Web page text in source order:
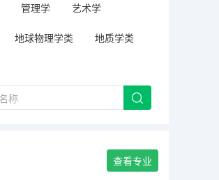
管理学 艺术学
地球物理学类
地质学类
查看专业